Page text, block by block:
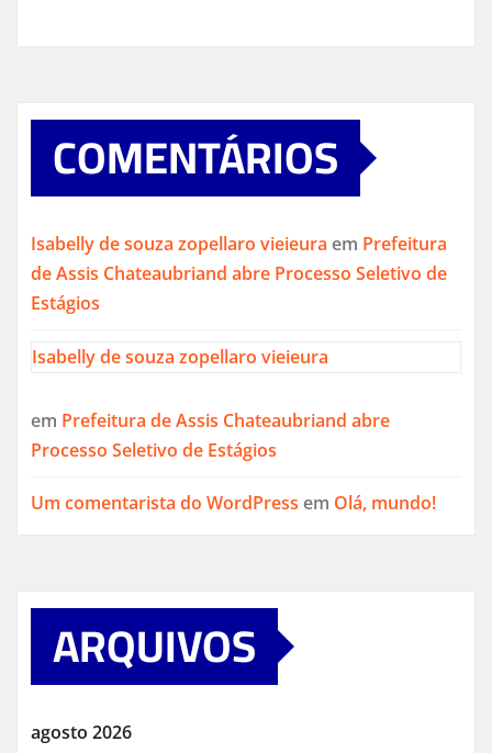
COMENTÁRIOS
Isabelly de souza zopellaro vieieura em Prefeitura
de Assis Chateaubriand abre Processo Seletivo de
Estágios
Isabelly de souza zopellaro vieieura
em Prefeitura de Assis Chateaubriand abre
Processo Seletivo de Estágios
Um comentarista do WordPress em Olá, mundo!
ARQUIVOS
agosto 2026